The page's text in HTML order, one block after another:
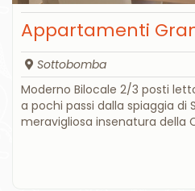
Appartamenti
Sottobomba
Moderno Bilocale 2/3 posti
a pochi passi dalla spiaggia di
meravigliosa insenatura della